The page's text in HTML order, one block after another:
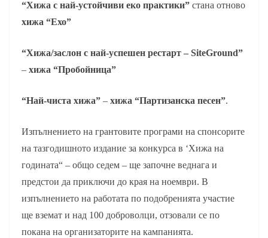
“Хижа с най-устойчиви еко практики” стана отново
хижа “Ехо”
“Хижа/заслон с най-успешен рестарт – SiteGround”
– хижа “Пробойница”
“Най-чиста хижа” – хижа “Партизанска песен”.
Изпълнението на грантовите програми на спонсорите
на тазгодишното издание за конкурса в ‘Хижа на
годината“ – общо седем – ще започне веднага и
предстои да приключи до края на ноември. В
изпълнението на работата по подобренията участие
ще вземат и над 100 доброволци, отзовали се по
покана на организаторите на кампанията.